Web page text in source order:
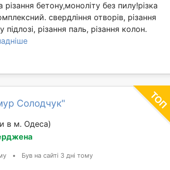
бетону,моноліту без пилу!різка
свердління отворів, різання
підлозі, різання паль, різання колон.
Солодчук"
в м. Одеса)
• Був на сайті 3 дні тому